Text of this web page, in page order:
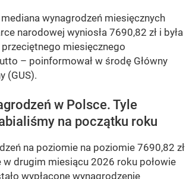
wynagrodzeń miesięcznych
narodowej wyniosła 7690,82 zł i była
przeciętnego miesięcznego
– poinformował w środę Główny
(GUS).
w Polsce. Tyle
na początku roku
na poziomie na poziomie 7690,82 zł
w drugim miesiącu 2026 roku połowie
wypłacone wynagrodzenie